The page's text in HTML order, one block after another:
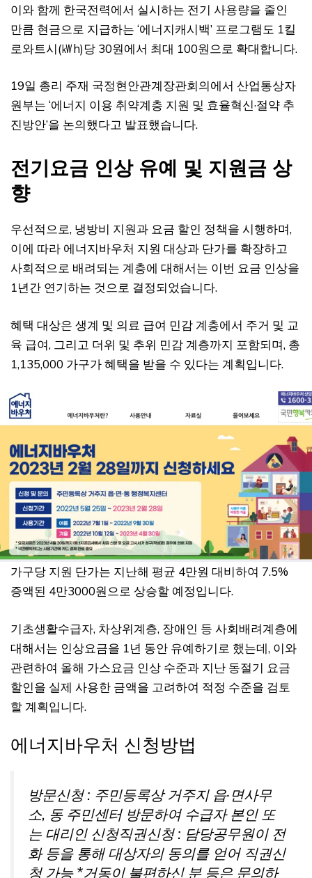
이와 함께 한국전력에서 실시하는 전기 사용량을 줄인
만큼 현금으로 지급하는 ‘에너지캐시백’ 프로그램도 1킬
로와트시(㎾h)당 30원에서 최대 100원으로 확대합니다.
19일 총리 주재 국정현안관계장관회의에서 산업통상자
원부는 ‘에너지 이용 취약계층 지원 및 효율혁신·절약 추
진방안’을 논의했다고 발표했습니다.
전기요금 인상 유예 및 지원금 상
향
우선적으로, 냉방비 지원과 요금 할인 정책을 시행하며,
이에 따라 에너지바우처 지원 대상과 단가를 확장하고
사회적으로 배려되는 계층에 대해서는 이번 요금 인상을
1년간 연기하는 것으로 결정되었습니다.
혜택 대상은 생계 및 의료 급여 민감 계층에서 주거 및 교
육 급여, 그리고 더위 및 추위 민감 계층까지 포함되며, 총
1,135,000 가구가 혜택을 받을 수 있다는 계획입니다.
가구당 지원 단가는 지난해 평균 4만원 대비하여 7.5%
증액된 4만3000원으로 상승할 예정입니다.
기초생활수급자, 차상위계층, 장애인 등 사회배려계층에
대해서는 인상요금을 1년 동안 유예하기로 했는데, 이와
관련하여 올해 가스요금 인상 수준과 지난 동절기 요금
할인을 실제 사용한 금액을 고려하여 적정 수준을 검토
할 계획입니다.
에너지바우처 신청방법
방문신청 : 주민등록상 거주지 읍·면사무
소, 동 주민센터 방문하여 수급자 본인 또
는 대리인 신청직권신청 : 담당공무원이 전
화 등을 통해 대상자의 동의를 얻어 직권신
청 가능 *거동이 불편하신 분 등은 문의하